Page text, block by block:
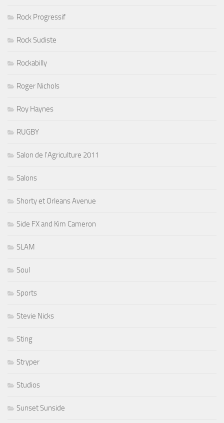
Rock Progressif
Rock Sudiste
Rockabilly
Roger Nichols
Roy Haynes
RUGBY
Salon de l'Agriculture 2011
Salons
Shorty et Orleans Avenue
Side FX and Kim Cameron
SLAM
Soul
Sports
Stevie Nicks
Sting
Stryper
Studios
Sunset Sunside